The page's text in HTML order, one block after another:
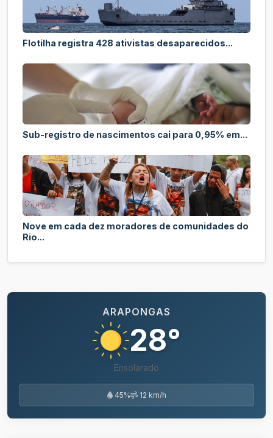
Flotilha registra 428 ativistas desaparecidos...
Sub-registro de nascimentos cai para 0,95% em...
Nove em cada dez moradores de comunidades do
Rio...
ARAPONGAS
28°
Ensolarado
45% 12 km/h